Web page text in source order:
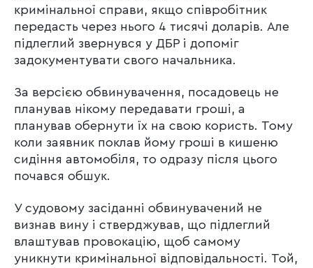
кримінальної справи, якщо співробітник
передасть через нього 4 тисячі доларів. Але
підлеглий звернувся у ДБР і допоміг
задокументувати свого начальника.
За версією обвинувачення, посадовець не
планував нікому передавати гроші, а
планував обернути їх на свою користь. Тому
коли заявник поклав йому гроші в кишеню
сидіння автомобіля, то одразу після цього
почався обшук.
У судовому засіданні обвинувачений не
визнав вину і стверджував, що підлеглий
влаштував провокацію, щоб самому
уникнути кримінальної відповідальності. Той,